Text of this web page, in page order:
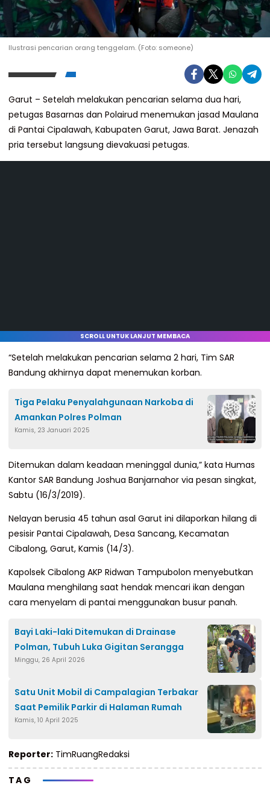
Ilustrasi pencarian orang tenggelam. (Foto: someone)
Garut – Setelah melakukan pencarian selama dua hari,
petugas Basarnas dan Polairud menemukan jasad Maulana
di Pantai Cipalawah, Kabupaten Garut, Jawa Barat. Jenazah
pria tersebut langsung dievakuasi petugas.
SCROLL UNTUK LANJUT MEMBACA
“Setelah melakukan pencarian selama 2 hari, Tim SAR
Bandung akhirnya dapat menemukan korban.
Tiga Pelaku Penyalahgunaan Narkoba di
Amankan Polres Polman
Kamis, 23 Januari 2025
Ditemukan dalam keadaan meninggal dunia,” kata Humas
Kantor SAR Bandung Joshua Banjarnahor via pesan singkat,
Sabtu (16/3/2019).
Nelayan berusia 45 tahun asal Garut ini dilaporkan hilang di
pesisir Pantai Cipalawah, Desa Sancang, Kecamatan
Cibalong, Garut, Kamis (14/3).
Kapolsek Cibalong AKP Ridwan Tampubolon menyebutkan
Maulana menghilang saat hendak mencari ikan dengan
cara menyelam di pantai menggunakan busur panah.
Bayi Laki-laki Ditemukan di Drainase
Polman, Tubuh Luka Gigitan Serangga
Minggu, 26 April 2026
Satu Unit Mobil di Campalagian Terbakar
Saat Pemilik Parkir di Halaman Rumah
Kamis, 10 April 2025
Reporter: TimRuangRedaksi
TAG